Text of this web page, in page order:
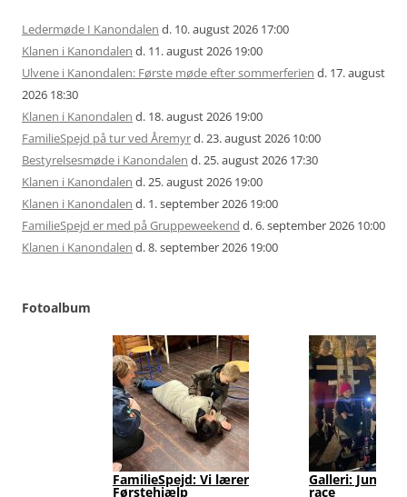
Ledermøde I Kanondalen d. 10. august 2026 17:00
Klanen i Kanondalen d. 11. august 2026 19:00
Ulvene i Kanondalen: Første møde efter sommerferien d. 17. august
2026 18:30
Klanen i Kanondalen d. 18. august 2026 19:00
FamilieSpejd på tur ved Åremyrd. 23. august 2026 10:00
Bestyrelsesmøde i Kanondalen d. 25. august 2026 17:30
Klanen i Kanondalen d. 25. august 2026 19:00
Klanen i Kanondalen d. 1. september 2026 19:00
FamilieSpejd er med på Gruppeweekend d. 6. september 2026 10:00
Klanen i Kanondalen d. 8. september 2026 19:00
Fotoalbum
FamilieSpejd: Vi lærer
Førstehjælp
Galleri: Junior
race